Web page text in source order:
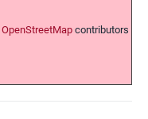
OpenStreetMap contributors